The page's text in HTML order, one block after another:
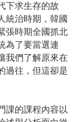
下求生存的故
統治時期，韓國
張時期全國抓北
為了要當選連
我們了解原來在
過往，但這卻是
課的課程內容以